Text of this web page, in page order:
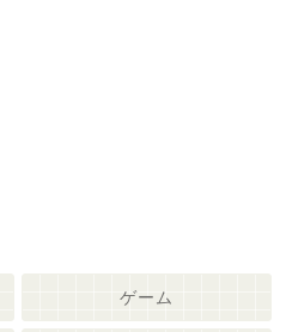
ゲーム